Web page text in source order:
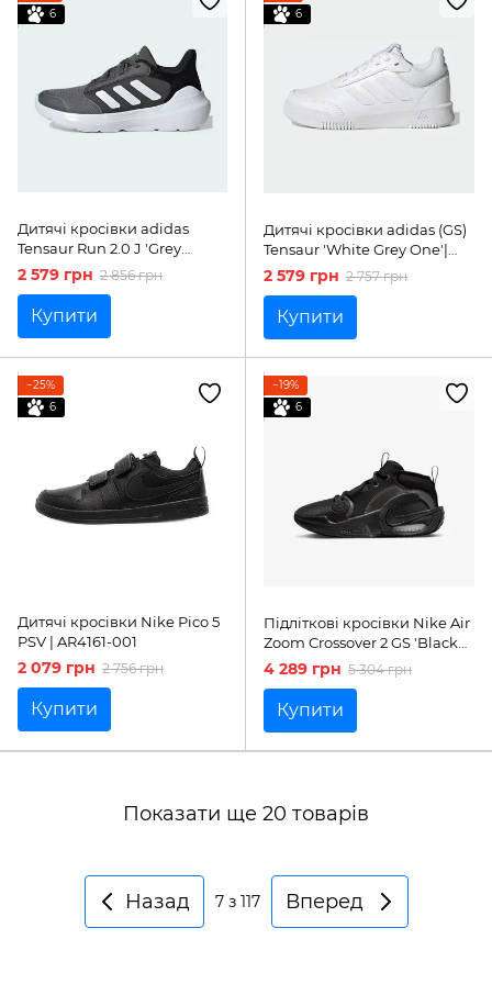
6
Дитячі кросівки adidas
Tensaur Run 2.0 J 'Grey
White Black'| IE3545
2 579 грн 2 856 грн
Купити
6
Дитячі кросівки adidas (GS)
Tensaur 'White Grey One'|
GW6423
2 579 грн 2 757 грн
Купити
−25%
6
Дитячі кросівки Nike Pico 5
PSV | AR4161-001
2 079 грн 2 756 грн
Купити
−19%
6
Підліткові кросівки Nike Air
Zoom Crossover 2 GS 'Black
Anthracite'| FB2689-002
4 289 грн 5 304 грн
Купити
Показати ще 20 товарів
Назад 7з 117 Вперед